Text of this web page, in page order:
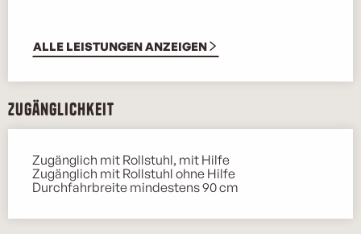
ALLE LEISTUNGEN ANZEIGEN
Zugänglichkeit
Zugänglich mit Rollstuhl, mit Hilfe
Zugänglich mit Rollstuhl ohne Hilfe
Durchfahrbreite mindestens 90 cm